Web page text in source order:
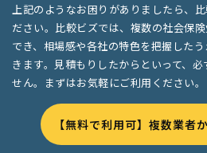
上記のようなお困りがありましたら、
ださい。比較ビズでは、複数の社会保
でき、相場感や各社の特色を把握した
きます。見積もりしたからといって、
せん。まずはお気軽にご利用ください。
【無料で利用可】複数業者